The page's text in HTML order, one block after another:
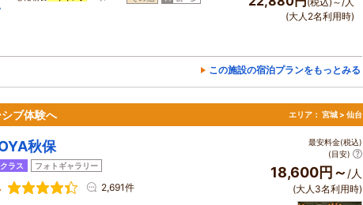
(大人2名利用時)
この施設の宿泊プランをもっとみる
ブ体験へ エリア： 宮城 > 仙台
秋保
ラス フォトギャラリー
2,691件
最安料金(税込)
(目安)
18,600円～ /人
(大人3名利用時)